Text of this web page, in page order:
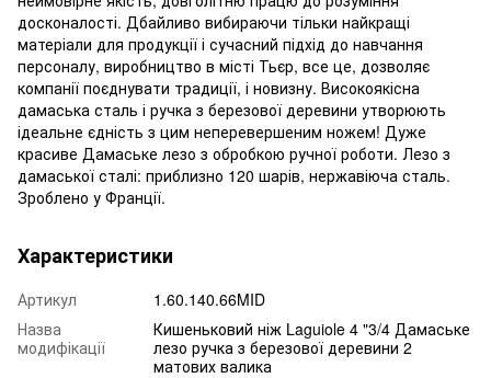
досконалості. Дбайливо вибираючи тільки найкращі
матеріали для продукції і сучасний підхід до навчання
персоналу, виробництво в місті Тьєр, все це, дозволяє
компанії поєднувати традиції, і новизну. Високоякісна
дамаська сталь і ручка з березової деревини утворюють
ідеальне єдність з цим неперевершеним ножем! Дуже
красиве Дамаське лезо з обробкою ручної роботи. Лезо з
дамаської сталі: приблизно 120 шарів, нержавіюча сталь.
Зроблено у Франції.
Характеристики
Артикул
1.60.140.66MID
Назва
модифікації
Кишеньковий ніж Laguiole 4 "3/4 Дамаське
лезо ручка з березової деревини 2
матових валика